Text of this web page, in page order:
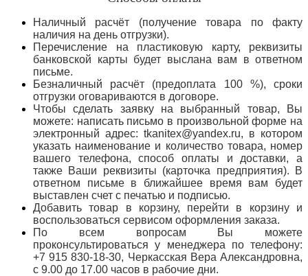
Наличный расчёт (получение товара по факту
наличия на день отгрузки).
Перечисление на пластиковую карту, реквизиты
банковской карты будет выслана вам в ответном
письме.
Безналичный расчёт (предоплата 100 %), сроки
отгрузки оговариваются в договоре.
Чтобы сделать заявку на выбранный товар, Вы
можете: написать письмо в произвольной форме на
электронный адрес: tkanitex@yandex.ru, в котором
указать наименование и количество товара, номер
вашего телефона, способ оплаты и доставки, а
также Ваши реквизиты (карточка предприятия). В
ответном письме в ближайшее время вам будет
выставлен счет с печатью и подписью.
Добавить товар в корзину, перейти в корзину и
воспользоваться сервисом оформления заказа.
По всем вопросам Вы можете
проконсультироваться у менеджера по телефону:
+7 915 830-18-30, Черкасская Вера Александровна,
с 9.00 до 17.00 часов в рабочие дни.